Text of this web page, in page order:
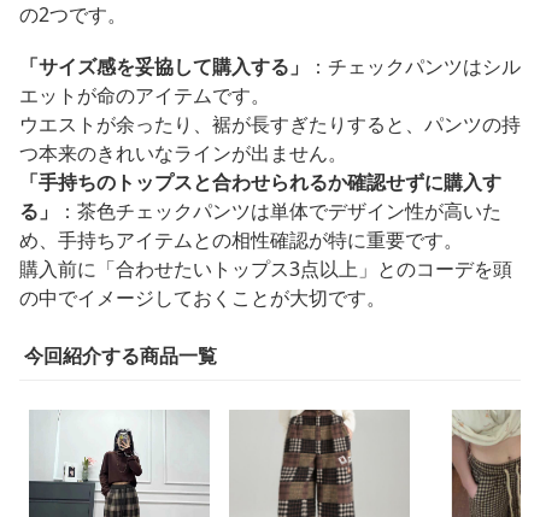
の2つです。
「サイズ感を妥協して購入する」
：チェックパンツはシル
エットが命のアイテムです。
ウエストが余ったり、裾が長すぎたりすると、パンツの持
つ本来のきれいなラインが出ません。
「手持ちのトップスと合わせられるか確認せずに購入す
る」
：茶色チェックパンツは単体でデザイン性が高いた
め、手持ちアイテムとの相性確認が特に重要です。
購入前に「合わせたいトップス3点以上」とのコーデを頭
の中でイメージしておくことが大切です。
今回紹介する商品一覧